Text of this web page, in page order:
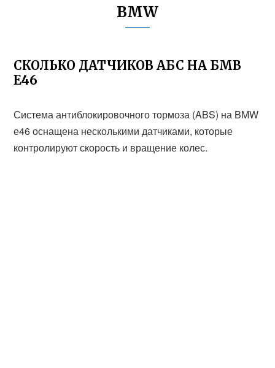
BMW
СКОЛЬКО ДАТЧИКОВ АБС НА БМВ
Е46
Система антиблокировочного тормоза (ABS) на BMW
е46 оснащена несколькими датчиками, которые
контролируют скорость и вращение колес.